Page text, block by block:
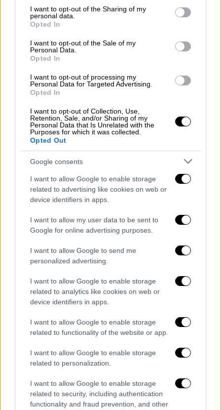
not limited to your visit or usage behaviour. You may click to
grant or deny consent to Google and its third-party tags to
use your data for below specified purposes in below Google
consent section.
I want to opt-out of the Sharing of my
personal data.
Opted In
I want to opt-out of the Sale of my
Personal Data.
Opted In
I want to opt-out of processing my
Personal Data for Targeted Advertising.
Opted In
I want to opt-out of Collection, Use,
Retention, Sale, and/or Sharing of my
Personal Data that Is Unrelated with the
Purposes for which it was collected.
Opted Out
Google consents
I want to allow Google to enable storage
related to advertising like cookies on web or
device identifiers in apps.
I want to allow my user data to be sent to
Google for online advertising purposes.
I want to allow Google to send me
personalized advertising.
I want to allow Google to enable storage
related to analytics like cookies on web or
device identifiers in apps.
I want to allow Google to enable storage
related to functionality of the website or app.
I want to allow Google to enable storage
related to personalization.
I want to allow Google to enable storage
related to security, including authentication
functionality and fraud prevention, and other
Αθλητισμός|13.03.2020 01:03
Θετικός στον κοροναϊό ο Αρτέτα: Στον
αέρα η Premier League - Λουκέτο σε
Λίγη ώρα μετά την ανακοίνωση της Premier
League για σέντρα στους αγώνες με κόσμο,
Αρσεναλ προσβλήθηκε από τον ιό
Αθλητισμός| 21.12.2019 20:09
Premier League: Αντσελότι και Αρτέτα